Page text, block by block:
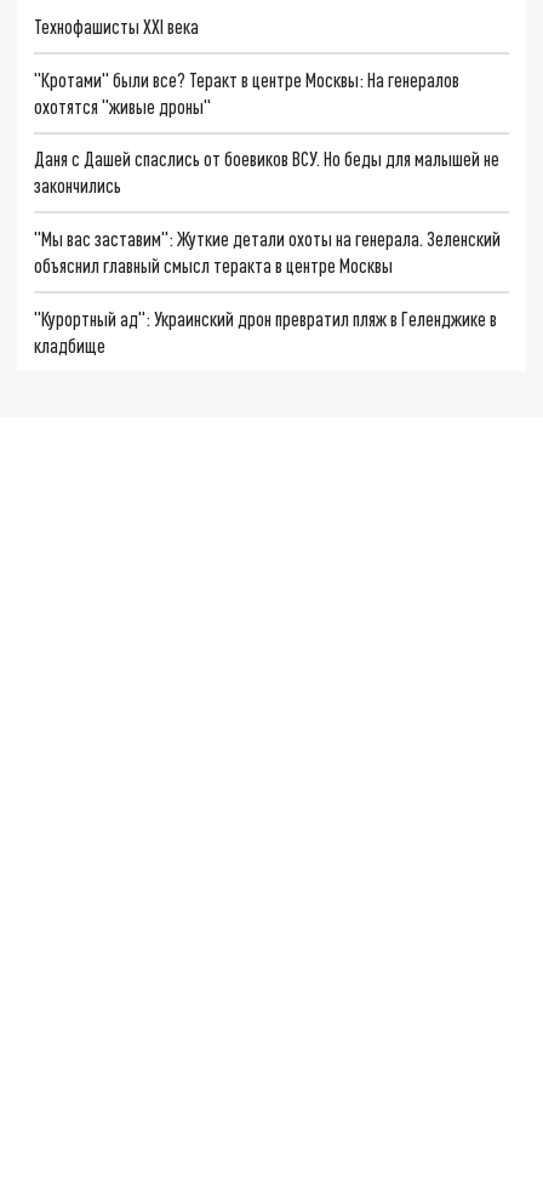
Технофашисты XXI века
"Кротами" были все? Теракт в центре Москвы: На генералов
охотятся "живые дроны"
Даня с Дашей спаслись от боевиков ВСУ. Но беды для малышей не
закончились
"Мы вас заставим": Жуткие детали охоты на генерала. Зеленский
объяснил главный смысл теракта в центре Москвы
"Курортный ад": Украинский дрон превратил пляж в Геленджике в
кладбище